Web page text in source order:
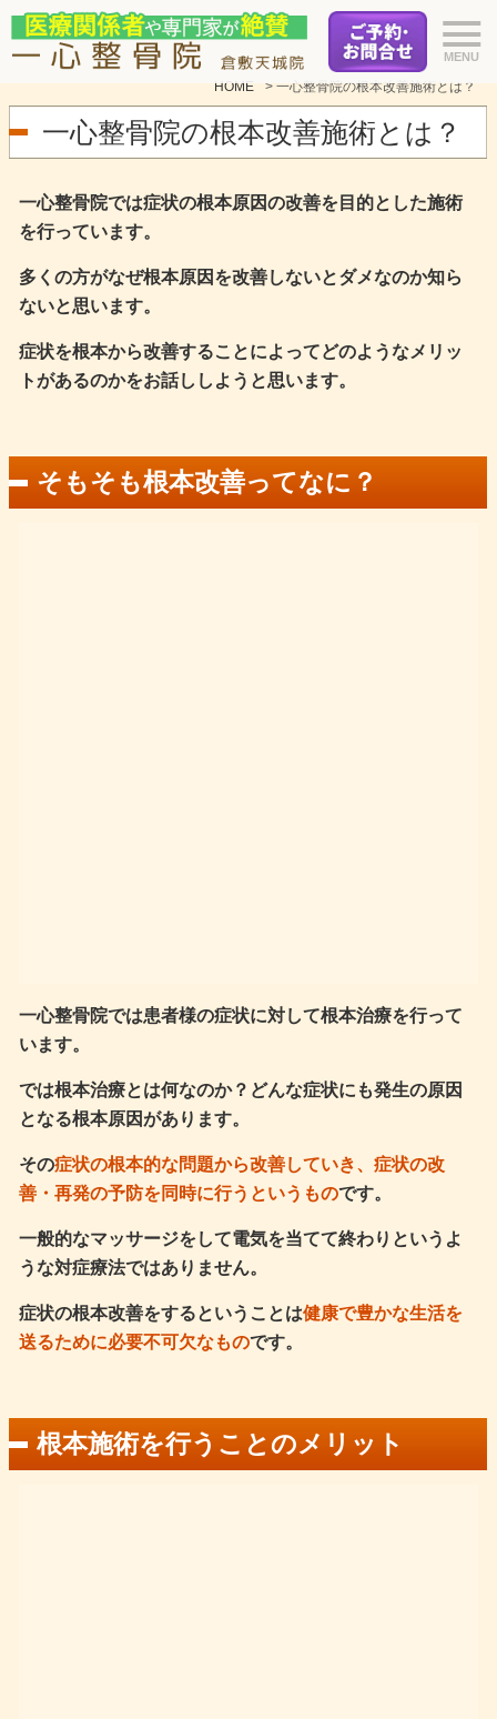
HOME >一心整骨院の根本改善施術とは？
一心整骨院の根本改善施術とは？
一心整骨院では症状の根本原因の改善を目的とした施術
を行っています。
多くの方がなぜ根本原因を改善しないとダメなのか知ら
ないと思います。
症状を根本から改善することによってどのようなメリッ
トがあるのかをお話ししようと思います。
そもそも根本改善ってなに？
一心整骨院では患者様の症状に対して根本治療を行って
います。
では根本治療とは何なのか？どんな症状にも発生の原因
となる根本原因があります。
その症状の根本的な問題から改善していき、症状の改
善・再発の予防を同時に行うというものです。
一般的なマッサージをして電気を当てて終わりというよ
うな対症療法ではありません。
症状の根本改善をするということは健康で豊かな生活を
送るために必要不可欠なものです。
根本施術を行うことのメリット